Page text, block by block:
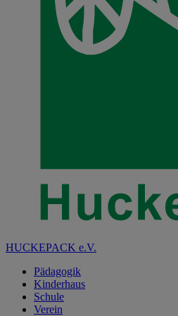
HUCKEPACK e.V.
Pädagogik
Kinderhaus
Schule
Verein